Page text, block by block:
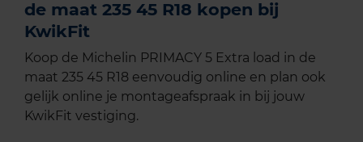
de maat 235 45 R18 kopen bij
KwikFit
Koop de Michelin PRIMACY 5 Extra load in de
maat 235 45 R18 eenvoudig online en plan ook
gelijk online je montageafspraak in bij jouw
KwikFit vestiging.